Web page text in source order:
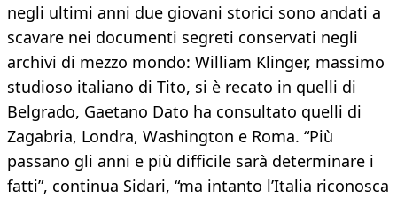
negli ultimi anni due giovani storici sono andati a
scavare nei documenti segreti conservati negli
archivi di mezzo mondo: William Klinger, massimo
studioso italiano di Tito, si è recato in quelli di
Belgrado, Gaetano Dato ha consultato quelli di
Zagabria, Londra, Washington e Roma. “Più
passano gli anni e più difficile sarà determinare i
fatti”, continua Sidari, “ma intanto l’Italia riconosca